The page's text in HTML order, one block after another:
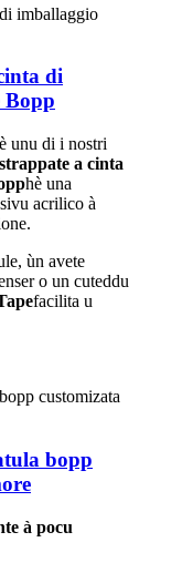
di
Bopp
unu di i nostri
a cinta
hè una
acrilico à
ùn avete
o un cuteddu
facilita u
bopp
à pocu